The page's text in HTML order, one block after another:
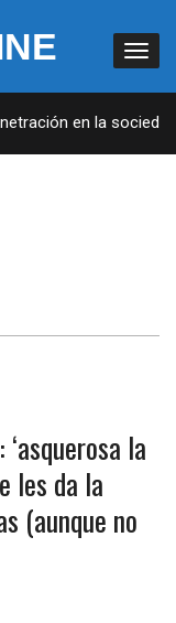
en la sociedad
la
les da la
(aunque no